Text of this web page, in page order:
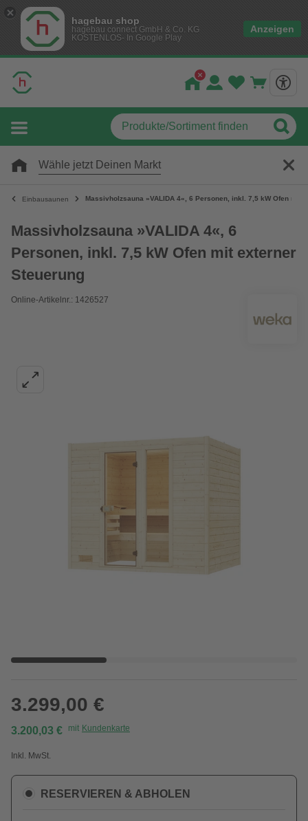
hagebau shop
hagebau connect GmbH & Co. KG
KOSTENLOS- In Google Play
Anzeigen
Wähle jetzt Deinen Markt
Einbausaunen Massivholzsauna »VALIDA 4«, 6 Personen, inkl. 7,5 kW Ofen mit
Massivholzsauna »VALIDA 4«, 6
Personen, inkl. 7,5 kW Ofen mit externer
Steuerung
Online-Artikelnr.: 1426527
3.299,00 €
3.200,03 € mit Kundenkarte
Inkl. MwSt.
RESERVIEREN & ABHOLEN